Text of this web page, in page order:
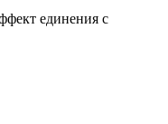
единения с